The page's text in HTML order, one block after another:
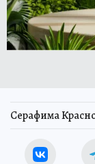
Серафима